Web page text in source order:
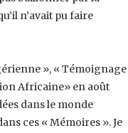
n’avait pu faire
», « Témoignage
Africaine» en août
dans le monde
ces « Mémoires ‎‎». Je